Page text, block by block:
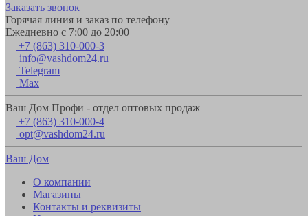
Заказать звонок
Горячая линия и заказ по телефону
Ежедневно с 7:00 до 20:00
+7 (863) 310-000-3
info@vashdom24.ru
Telegram
Max
Ваш Дом Профи - отдел оптовых продаж
+7 (863) 310-000-4
opt@vashdom24.ru
Ваш Дом
О компании
Магазины
Контакты и реквизиты